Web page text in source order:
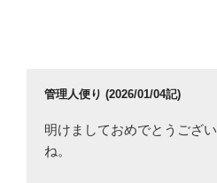
管理人便り (2026/01/04記)
明けましておめでとうござ
ね。